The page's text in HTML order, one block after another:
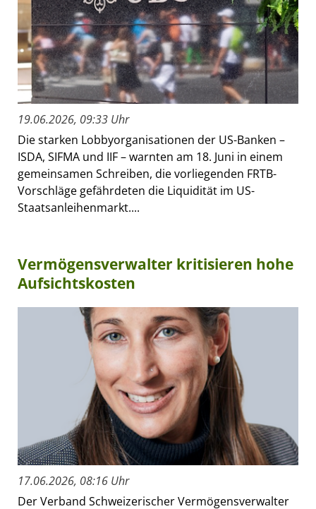
19.06.2026, 09:33 Uhr
Die starken Lobbyorganisationen der US-Banken –
ISDA, SIFMA und IIF – warnten am 18. Juni in einem
gemeinsamen Schreiben, die vorliegenden FRTB-
Vorschläge gefährdeten die Liquidität im US-
Staatsanleihenmarkt....
Vermögensverwalter kritisieren hohe
Aufsichtskosten
17.06.2026, 08:16 Uhr
Der Verband Schweizerischer Vermögensverwalter